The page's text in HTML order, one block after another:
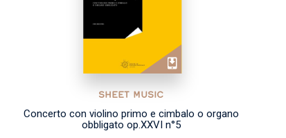
SHEET MUSIC
Concerto con violino primo e cimbalo o organo
obbligato op.XXVI n°5